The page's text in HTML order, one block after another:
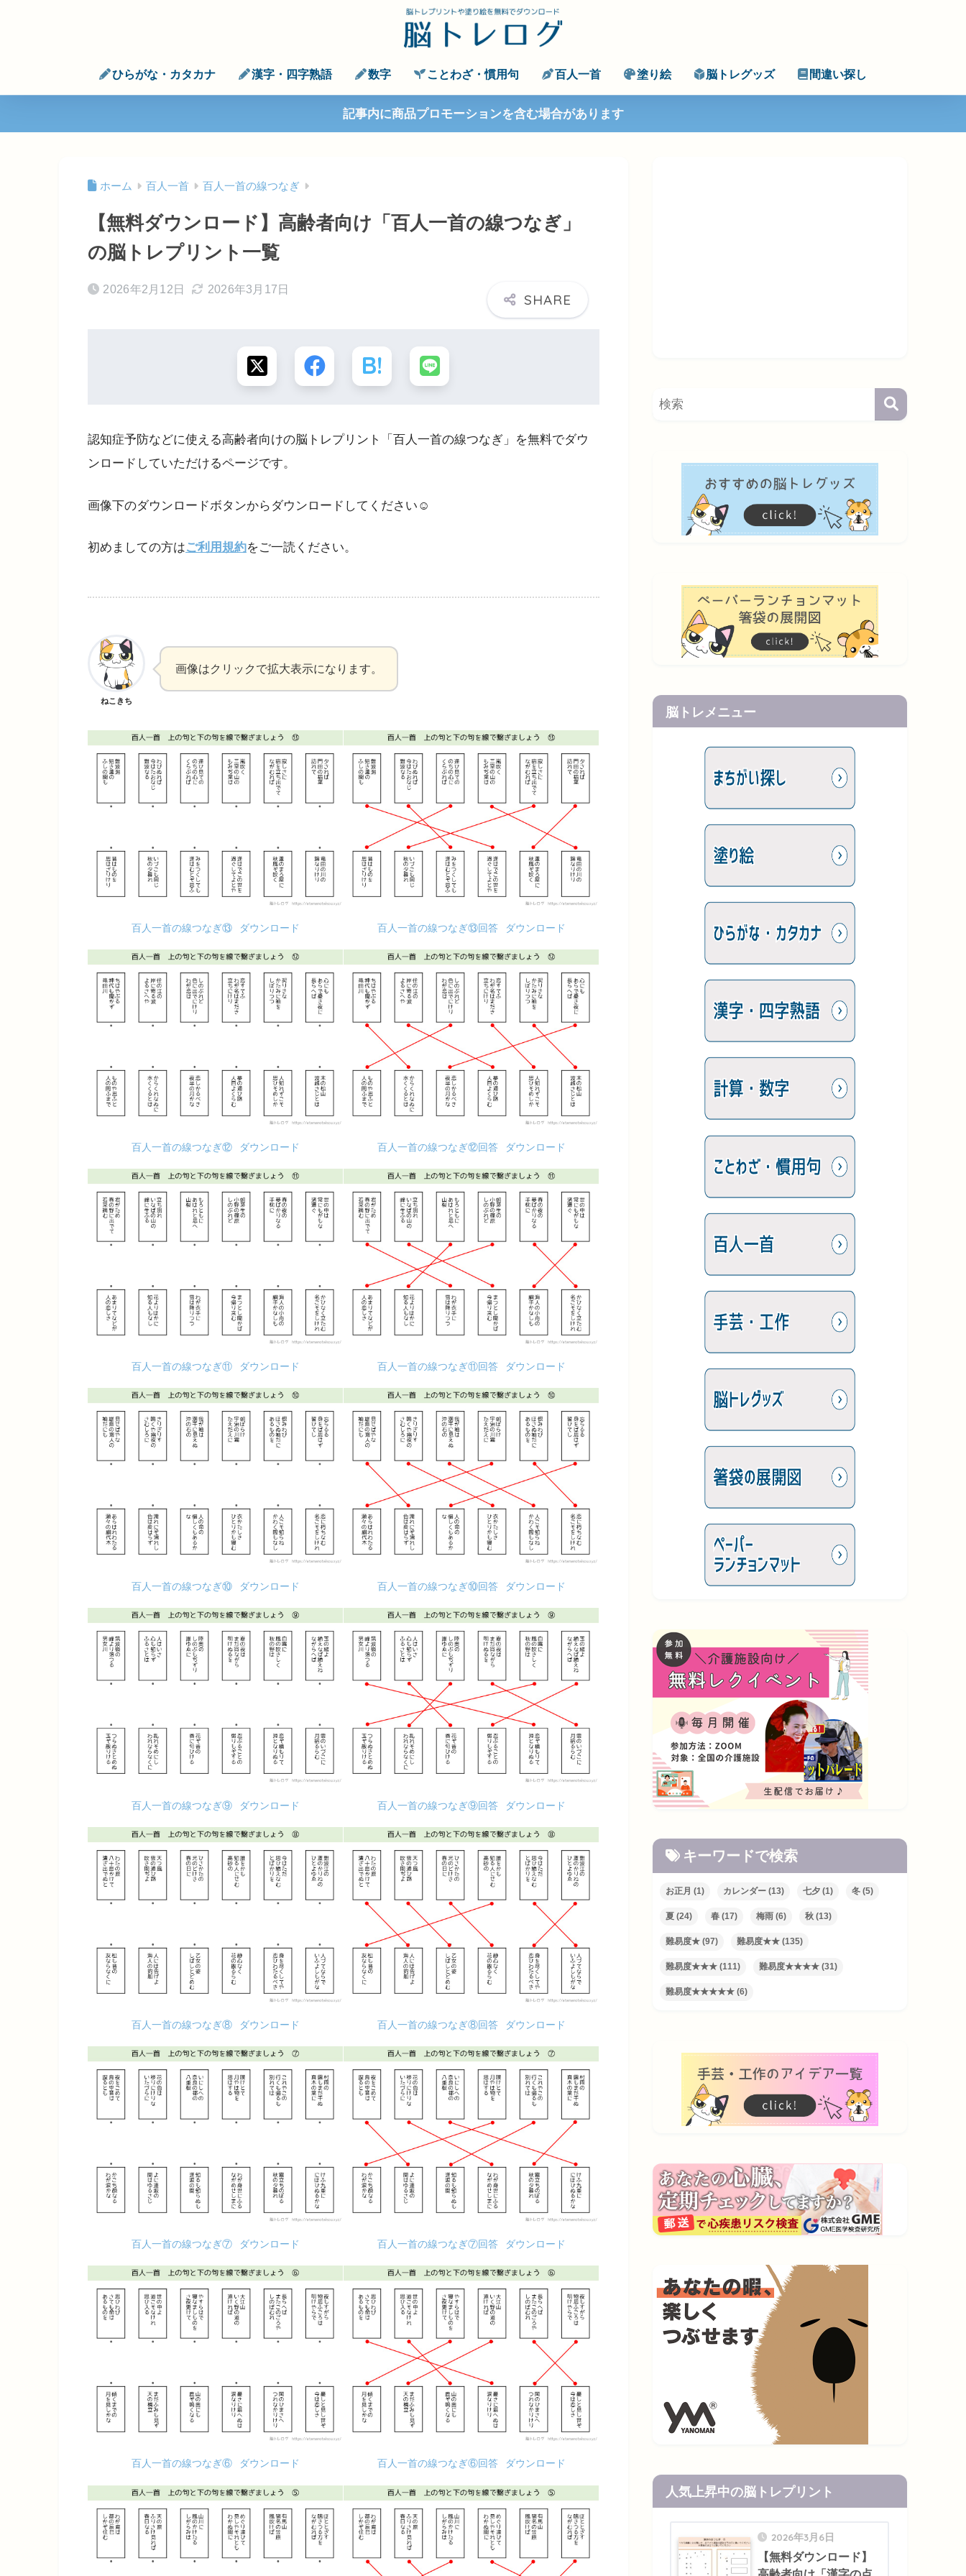
ひらがな・カタカナ 漢字・四字熟語 数字 ことわざ・慣用句 百人一首 塗り絵 脳トレグッズ 間違い探し
記事内に商品プロモーションを含む場合があります
ホーム 百人一首 百人一首の線つなぎ
【無料ダウンロード】高齢者向け「百人一首の線つなぎ」
の脳トレプリント一覧
2026年2月12日 2026年3月17日
認知症予防などに使える高齢者向けの脳トレプリント「百人一首の線つなぎ」を無料でダウ
ンロードしていただけるページです。
画像下のダウンロードボタンからダウンロードしてください☺
初めましての方はご利用規約をご一読ください。
ねこきち
画像はクリックで拡大表示になります。
百人一首の線つなぎ⑬ ダウンロード 百人一首の線つなぎ⑬回答 ダウンロード
百人一首の線つなぎ⑫ ダウンロード 百人一首の線つなぎ⑫回答 ダウンロード
百人一首の線つなぎ⑪ ダウンロード 百人一首の線つなぎ⑪回答 ダウンロード
百人一首の線つなぎ⑩ ダウンロード 百人一首の線つなぎ⑩回答 ダウンロード
百人一首の線つなぎ⑨ ダウンロード 百人一首の線つなぎ⑨回答 ダウンロード
百人一首の線つなぎ⑧ ダウンロード 百人一首の線つなぎ⑧回答 ダウンロード
百人一首の線つなぎ⑦ ダウンロード 百人一首の線つなぎ⑦回答 ダウンロード
百人一首の線つなぎ⑥ ダウンロード 百人一首の線つなぎ⑥回答 ダウンロード
脳トレメニュー
キーワードで検索
お正月 (1) カレンダー (13) 七夕 (1) 冬 (5)
夏 (24) 春 (17) 梅雨 (6) 秋 (13)
難易度★ (97) 難易度★★ (135)
難易度★★★ (111) 難易度★★★★ (31)
難易度★★★★★ (6)
人気上昇中の脳トレプリント
2026年3月6日
【無料ダウンロード】